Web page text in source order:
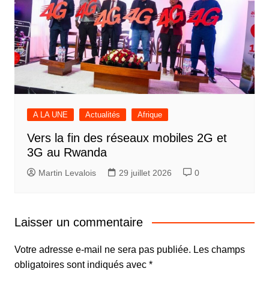
A LA UNE Actualités Afrique
Vers la fin des réseaux mobiles 2G et
3G au Rwanda
Martin Levalois 29 juillet 2026 0
Laisser un commentaire
Votre adresse e-mail ne sera pas publiée. Les champs
obligatoires sont indiqués avec *